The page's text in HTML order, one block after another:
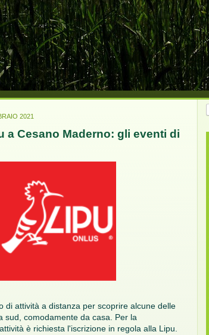
2021
a Cesano Maderno: gli eventi di
di attività a distanza per scoprire alcune delle
sud, comodamente da casa. Per la
è richiesta l'iscrizione in regola alla Lipu.